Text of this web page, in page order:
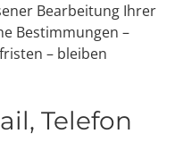
Bearbeitung Ihrer
Bestimmungen –
– bleiben
Telefon